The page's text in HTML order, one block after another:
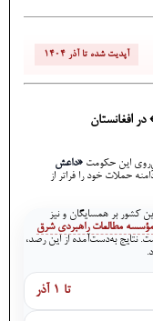
آپدیت شده تا آذر ۱۴۰۴
افغانستان
این حکومت «داعش
حملات خود را فراتر از
کشور بر همسایگان و نیز
مؤسسه مطالعات راهبردی شرق
نتایج به‌دست‌آمده از این رصد،
تا ۱ آذر